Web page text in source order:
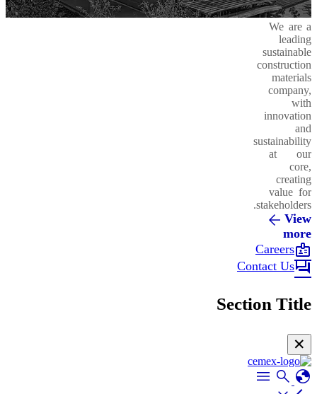
We are a
leading
sustainable
construction
materials
company,
with
innovation
and
sustainability
at our
core,
creating
value for
stakeholders.
View
more
badge
Careers
forum
Contact Us
Section Title
✕
globe
search
menu